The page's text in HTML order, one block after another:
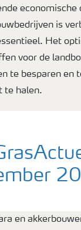
economische
is
Het
voor de
te besparen en
te halen.